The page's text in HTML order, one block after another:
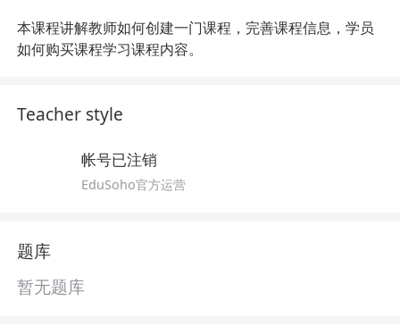
本课程讲解教师如何创建一门课程，完善课程信息，学员
如何购买课程学习课程内容。
Teacher style
帐号已注销
EduSoho官方运营
题库
暂无题库